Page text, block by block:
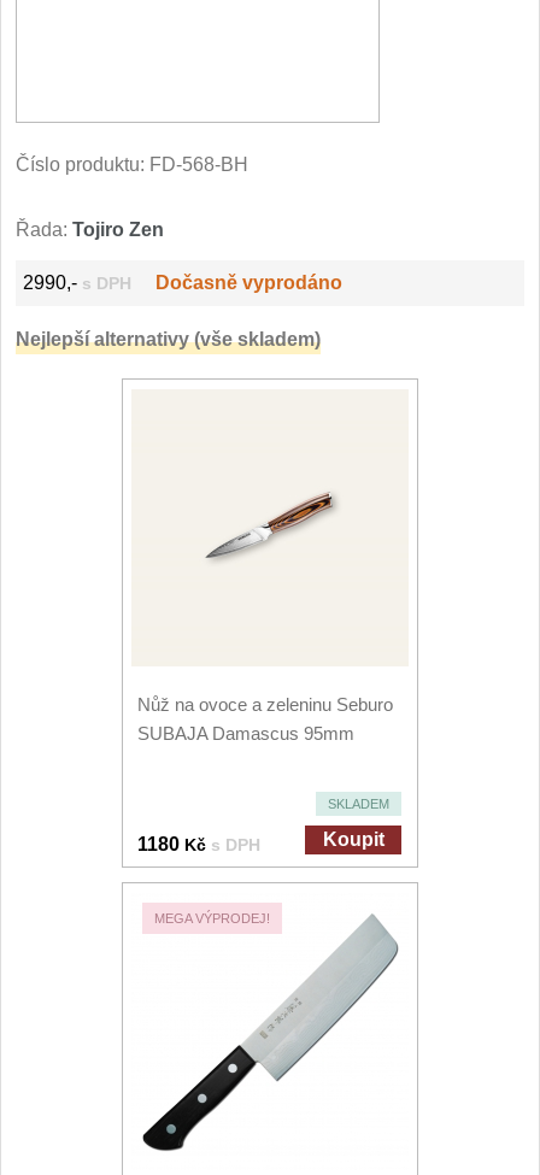
Vodní filtry a konvice
Dřezové baterie
DOMÁCNOST
Číslo produktu: FD-568-BH
Řada: Tojiro Zen
2990,- s DPH Dočasně vyprodáno
Nejlepší alternativy (vše skladem)
Nůž na ovoce a zeleninu Seburo
SUBAJA Damascus 95mm
SKLADEM
1180 Kč s DPH Koupit
MEGA VÝPRODEJ!